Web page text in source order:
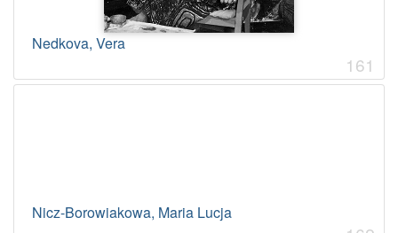
Nedkova, Vera
161
Nicz-Borowiakowa, Maria Lucja